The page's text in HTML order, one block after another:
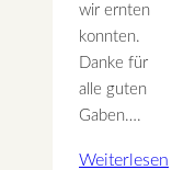
wir ernten
konnten.
Danke für
alle guten
Gaben….
Weiterlesen